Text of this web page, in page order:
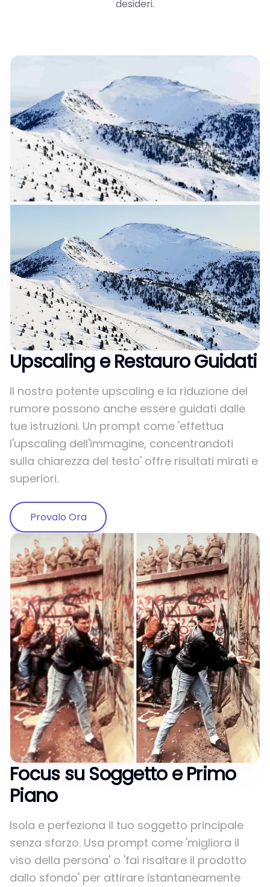
desideri.
Upscaling e Restauro Guidati
Il nostro potente upscaling e la riduzione del
rumore possono anche essere guidati dalle
tue istruzioni. Un prompt come 'effettua
l'upscaling dell'immagine, concentrandoti
sulla chiarezza del testo' offre risultati mirati e
superiori.
Provalo Ora
Focus su Soggetto e Primo
Piano
Isola e perfeziona il tuo soggetto principale
senza sforzo. Usa prompt come 'migliora il
viso della persona' o 'fai risaltare il prodotto
dallo sfondo' per attirare istantaneamente